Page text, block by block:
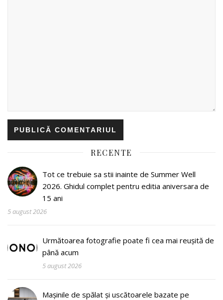
RECENTE
Tot ce trebuie sa stii inainte de Summer Well
2026. Ghidul complet pentru editia aniversara de
15 ani
5 august 2026
Următoarea fotografie poate fi cea mai reușită de
până acum
5 august 2026
Mașinile de spălat și uscătoarele bazate pe